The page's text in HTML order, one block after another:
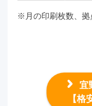
※月の印刷枚数、拠
宜
【格